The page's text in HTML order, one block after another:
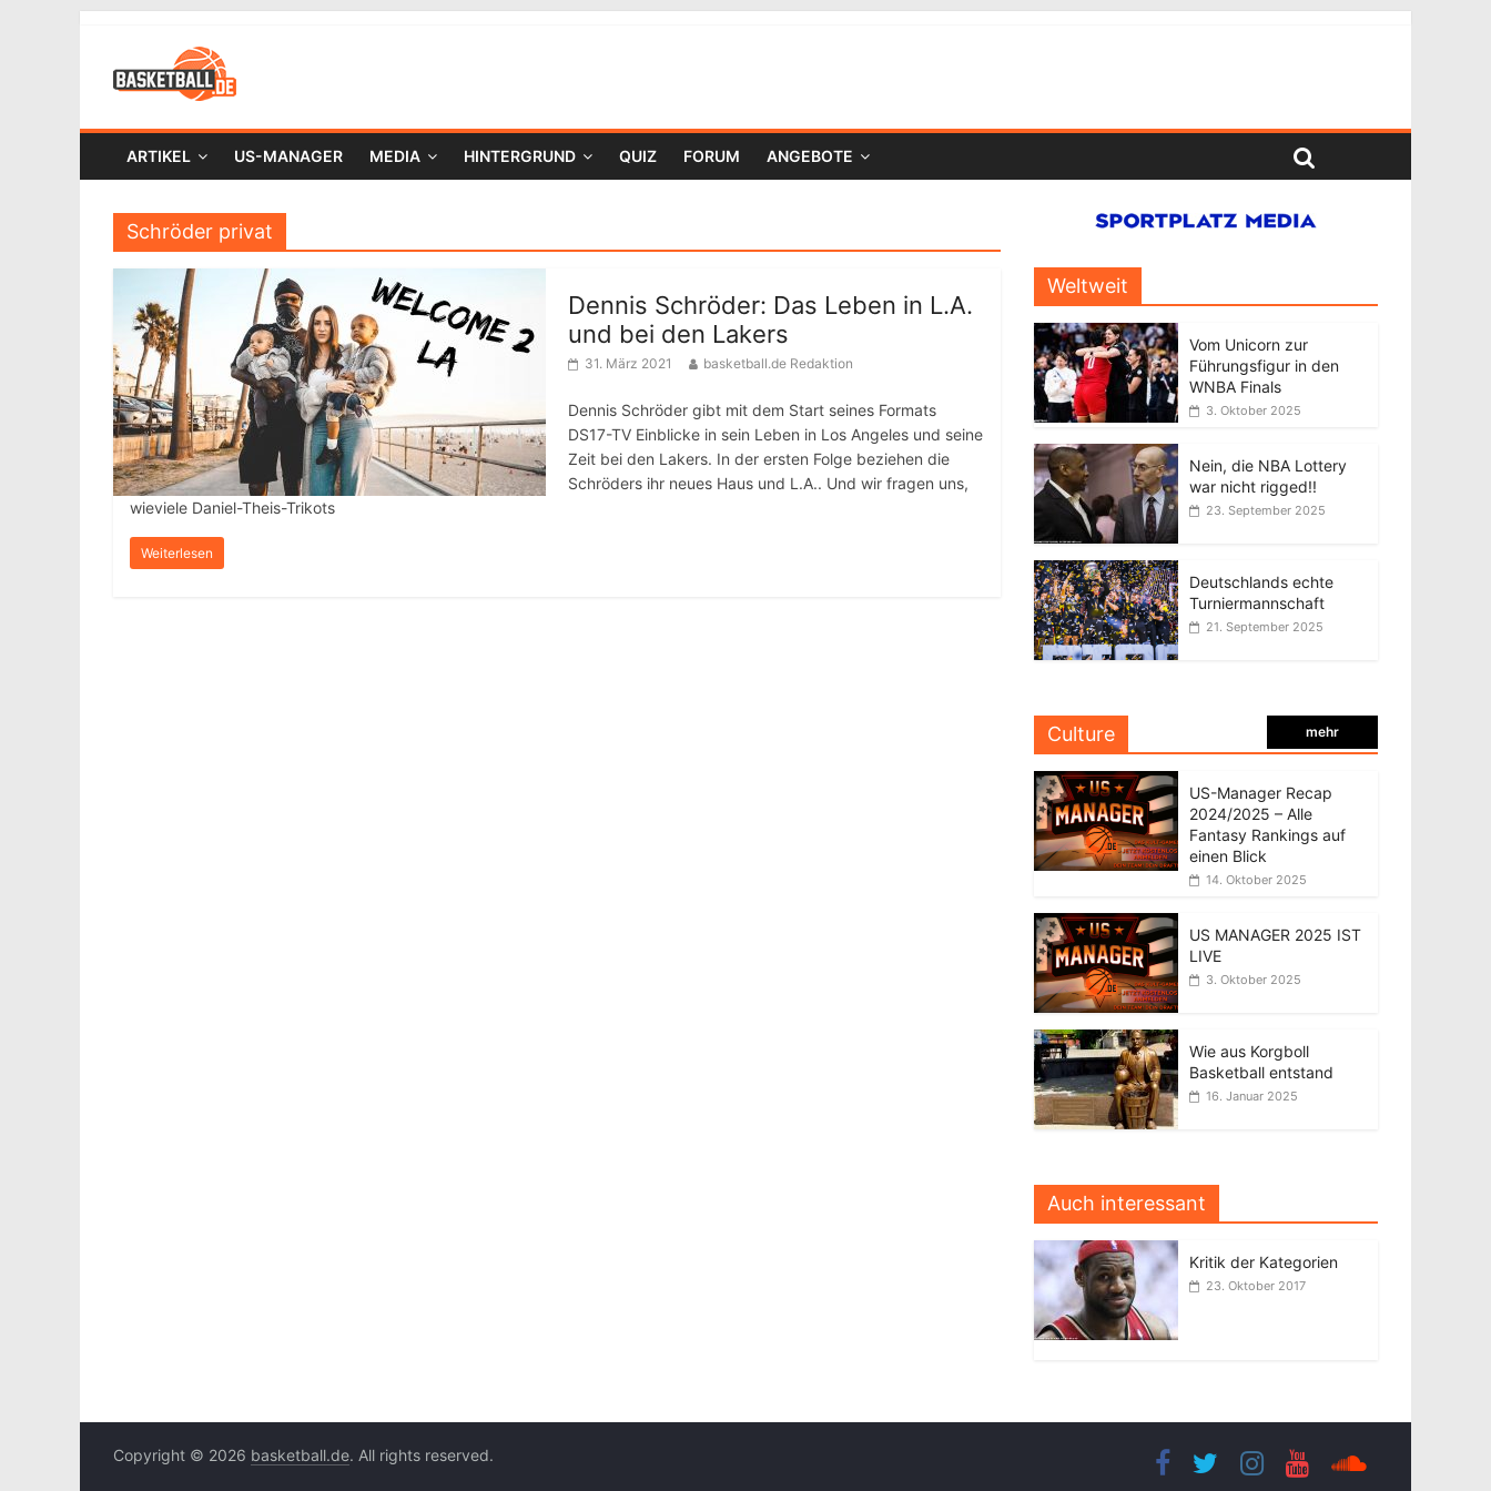
ARTIKEL US-MANAGER MEDIA HINTERGRUND QUIZ FORUM ANGEBOTE
Schröder privat
Dennis Schröder: Das Leben in L.A.
und bei den Lakers
31. März 2021 basketball.de Redaktion
Dennis Schröder gibt mit dem Start seines Formats
DS17-TV Einblicke in sein Leben in Los Angeles und seine
Zeit bei den Lakers. In der ersten Folge beziehen die
Schröders ihr neues Haus und L.A.. Und wir fragen uns,
wieviele Daniel-Theis-Trikots
Weiterlesen
Weltweit
Vom Unicorn zur
Führungsfigur in den
WNBA Finals
3. Oktober 2025
Nein, die NBA Lottery
war nicht rigged!!
23. September 2025
Deutschlands echte
Turniermannschaft
21. September 2025
Culture mehr
US-Manager Recap
2024/2025 – Alle
Fantasy Rankings auf
einen Blick
14. Oktober 2025
US MANAGER 2025 IST
LIVE
3. Oktober 2025
Wie aus Korgboll
Basketball entstand
16. Januar 2025
Auch interessant
Kritik der Kategorien
23. Oktober 2017
Copyright © 2026 basketball.de. All rights reserved.